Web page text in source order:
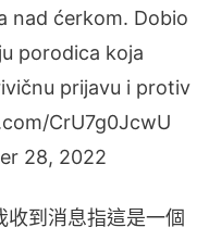
nad ćerkom. Dobio
porodica koja
prijavu i protiv
CrU7g0JcwU
28, 2022
收到消息指這是一個